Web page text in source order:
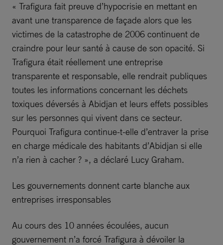
« Trafigura fait preuve d’hypocrisie en mettant en
avant une transparence de façade alors que les
victimes de la catastrophe de 2006 continuent de
craindre pour leur santé à cause de son opacité. Si
Trafigura était réellement une entreprise
transparente et responsable, elle rendrait publiques
toutes les informations concernant les déchets
toxiques déversés à Abidjan et leurs effets possibles
sur les personnes qui vivent dans ce secteur.
Pourquoi Trafigura continue-t-elle d’entraver la prise
en charge médicale des habitants d’Abidjan si elle
n’a rien à cacher ? », a déclaré Lucy Graham.
Les gouvernements donnent carte blanche aux
entreprises irresponsables
Au cours des 10 années écoulées, aucun
gouvernement n’a forcé Trafigura à dévoiler la